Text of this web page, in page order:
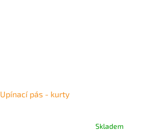
Upínací pás - kurty
Skladem